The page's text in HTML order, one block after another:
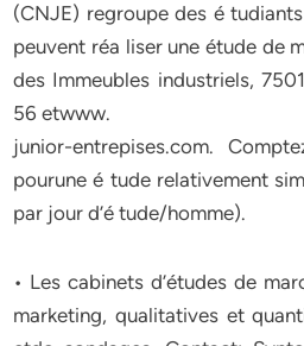
(CNJE) regroupe des é
peuvent réa liser une étude de
des Immeubles industriels,
56 etwww.
junior-entrepises.com.
pourune é tude relativement
par jour d’é tude/homme).
• Les cabinets d’études de
marketing, qualitatives et